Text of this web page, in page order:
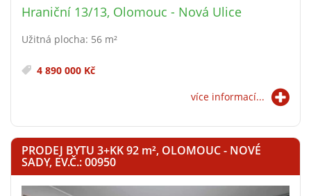
Hraniční 13/13, Olomouc - Nová Ulice
Užitná plocha: 56 m²
4 890 000 Kč
více informací...
PRODEJ BYTU 3+KK 92 m², OLOMOUC - NOVÉ
SADY, EV.Č.: 00950